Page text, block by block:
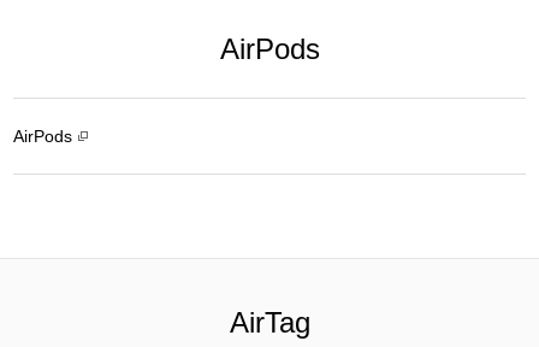
AirPods
AirPods
AirTag